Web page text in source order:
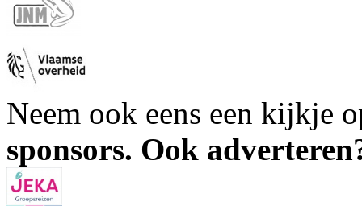
Neem ook eens een kijkje
sponsors. Ook